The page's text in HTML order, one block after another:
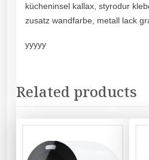
kücheninsel kallax, styrodur
zusatz wandfarbe, metall lack
yyyyy
Related products